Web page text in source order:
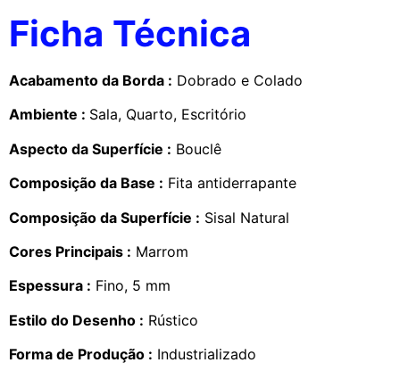
Ficha Técnica
Acabamento da Borda : Dobrado e Colado
Ambiente : Sala, Quarto, Escritório
Aspecto da Superfície : Bouclê
Composição da Base : Fita antiderrapante
Composição da Superfície : Sisal Natural
Cores Principais : Marrom
Espessura : Fino, 5 mm
Estilo do Desenho : Rústico
Forma de Produção : Industrializado